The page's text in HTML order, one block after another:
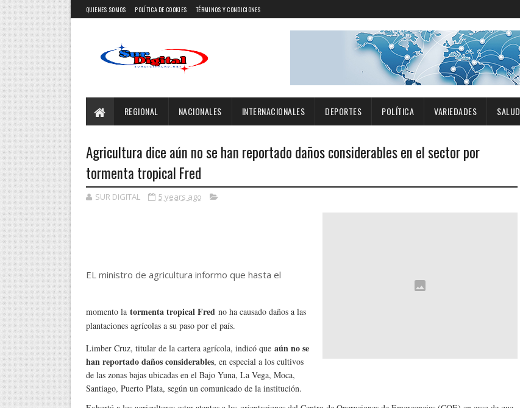
QUIENES SOMOS POLÍTICA DE COOKIES TÉRMINOS Y CONDICIONES
REGIONAL NACIONALES INTERNACIONALES DEPORTES POLÍTICA VARIEDADES SALUD
Agricultura dice aún no se han reportado daños considerables en el sector por
tormenta tropical Fred
SUR DIGITAL 5 years ago
EL ministro de agricultura informo que hasta el
momento la tormenta tropical Fred no ha causado daños a las
plantaciones agrícolas a su paso por el país.
Limber Cruz, titular de la cartera agrícola, indicó queaún no se
han reportado daños considerables, en especial a los cultivos
de las zonas bajas ubicadas en el Bajo Yuna, La Vega, Moca,
Santiago, Puerto Plata, según un comunicado de la institución.